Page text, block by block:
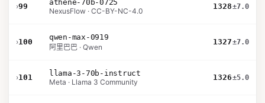
›99
athene-70b-0725
NexusFlow · CC-BY-NC-4.0
1328±7.0
›100
qwen-max-0919
阿里巴巴 · Qwen
1327±7.0
›101
llama-3-70b-instruct
Meta · Llama 3 Community
1326±5.0